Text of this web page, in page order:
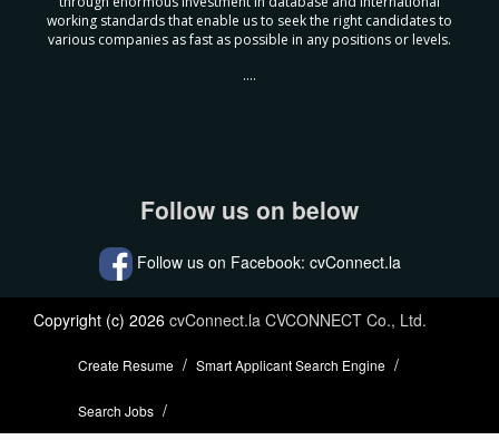
working standards that enable us to seek the right candidates to
various companies as fast as possible in any positions or levels.
....
Follow us on below
Follow us on Facebook: cvConnect.la
Copyright (c) 2026 cvConnect.la CVCONNECT Co., Ltd.
Create Resume Smart Applicant Search Engine
Search Jobs